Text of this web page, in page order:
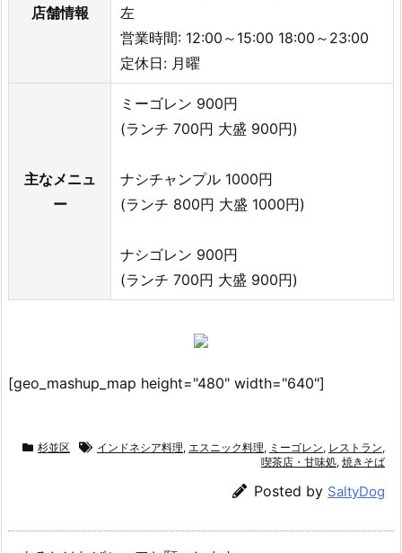
店舗情報
左
営業時間: 12:00～15:00 18:00～23:00
定休日: 月曜
主なメニュ
ー
ミーゴレン 900円
(ランチ 700円 大盛 900円)
ナシチャンプル 1000円
(ランチ 800円 大盛 1000円)
ナシゴレン 900円
(ランチ 700円 大盛 900円)
[geo_mashup_map height="480" width="640"]
杉並区 インドネシア料理, エスニック料理, ミーゴレン, レストラン,
喫茶店・甘味処, 焼きそば
Posted by SaltyDog